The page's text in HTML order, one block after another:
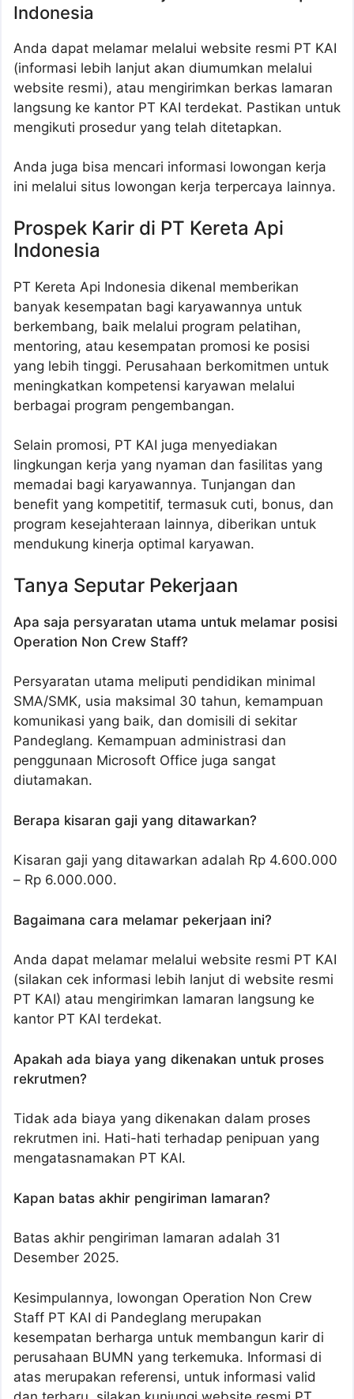
Indonesia
Anda dapat melamar melalui website resmi PT KAI
(informasi lebih lanjut akan diumumkan melalui
website resmi), atau mengirimkan berkas lamaran
langsung ke kantor PT KAI terdekat. Pastikan untuk
mengikuti prosedur yang telah ditetapkan.
Anda juga bisa mencari informasi lowongan kerja
ini melalui situs lowongan kerja terpercaya lainnya.
Prospek Karir di PT Kereta Api
Indonesia
PT Kereta Api Indonesia dikenal memberikan
banyak kesempatan bagi karyawannya untuk
berkembang, baik melalui program pelatihan,
mentoring, atau kesempatan promosi ke posisi
yang lebih tinggi. Perusahaan berkomitmen untuk
meningkatkan kompetensi karyawan melalui
berbagai program pengembangan.
Selain promosi, PT KAI juga menyediakan
lingkungan kerja yang nyaman dan fasilitas yang
memadai bagi karyawannya. Tunjangan dan
benefit yang kompetitif, termasuk cuti, bonus, dan
program kesejahteraan lainnya, diberikan untuk
mendukung kinerja optimal karyawan.
Tanya Seputar Pekerjaan
Apa saja persyaratan utama untuk melamar posisi
Operation Non Crew Staff?
Persyaratan utama meliputi pendidikan minimal
SMA/SMK, usia maksimal 30 tahun, kemampuan
komunikasi yang baik, dan domisili di sekitar
Pandeglang. Kemampuan administrasi dan
penggunaan Microsoft Office juga sangat
diutamakan.
Berapa kisaran gaji yang ditawarkan?
Kisaran gaji yang ditawarkan adalah Rp 4.600.000
– Rp 6.000.000.
Bagaimana cara melamar pekerjaan ini?
Anda dapat melamar melalui website resmi PT KAI
(silakan cek informasi lebih lanjut di website resmi
PT KAI) atau mengirimkan lamaran langsung ke
kantor PT KAI terdekat.
Apakah ada biaya yang dikenakan untuk proses
rekrutmen?
Tidak ada biaya yang dikenakan dalam proses
rekrutmen ini. Hati-hati terhadap penipuan yang
mengatasnamakan PT KAI.
Kapan batas akhir pengiriman lamaran?
Batas akhir pengiriman lamaran adalah 31
Desember 2025.
Kesimpulannya, lowongan Operation Non Crew
Staff PT KAI di Pandeglang merupakan
kesempatan berharga untuk membangun karir di
perusahaan BUMN yang terkemuka. Informasi di
atas merupakan referensi, untuk informasi valid